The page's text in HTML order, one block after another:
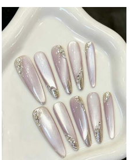
4.85
4.85 522
4.85 522